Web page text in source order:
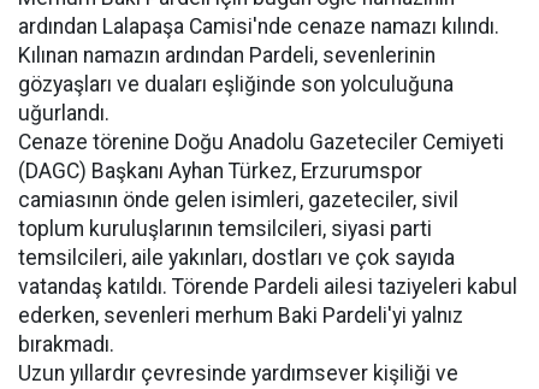
ardından Lalapaşa Camisi'nde cenaze namazı kılındı.
Kılınan namazın ardından Pardeli, sevenlerinin
gözyaşları ve duaları eşliğinde son yolculuğuna
uğurlandı.
Cenaze törenine Doğu Anadolu Gazeteciler Cemiyeti
(DAGC) Başkanı Ayhan Türkez, Erzurumspor
camiasının önde gelen isimleri, gazeteciler, sivil
toplum kuruluşlarının temsilcileri, siyasi parti
temsilcileri, aile yakınları, dostları ve çok sayıda
vatandaş katıldı. Törende Pardeli ailesi taziyeleri kabul
ederken, sevenleri merhum Baki Pardeli'yi yalnız
bırakmadı.
Uzun yıllardır çevresinde yardımsever kişiliği ve